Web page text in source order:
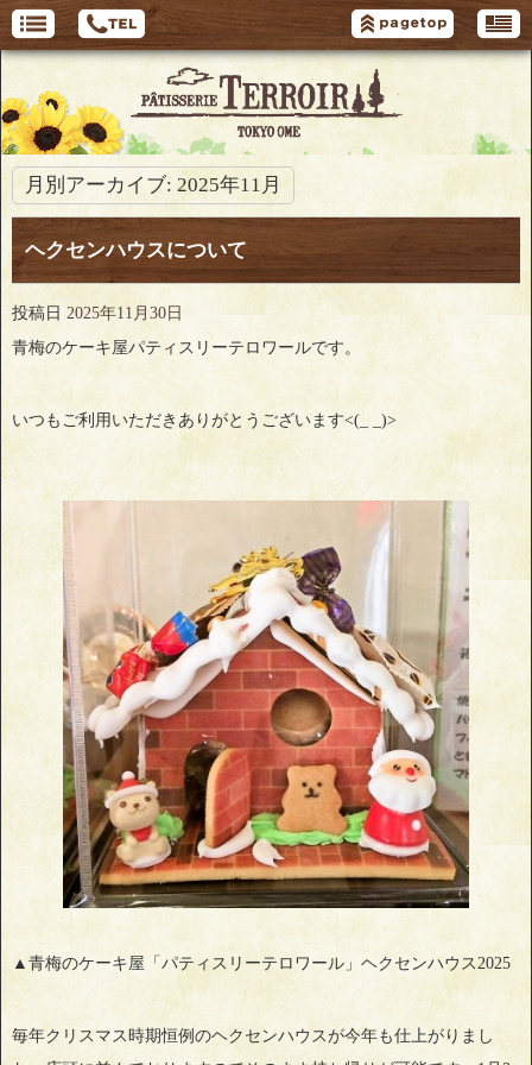
月別アーカイブ: 2025年11月
ヘクセンハウスについて
投稿日 2025年11月30日
青梅のケーキ屋パティスリーテロワールです。
いつもご利用いただきありがとうございます<(_ _)>
▲青梅のケーキ屋「パティスリーテロワール」ヘクセンハウス2025
毎年クリスマス時期恒例のヘクセンハウスが今年も仕上がりまし